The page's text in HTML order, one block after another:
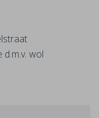
wol